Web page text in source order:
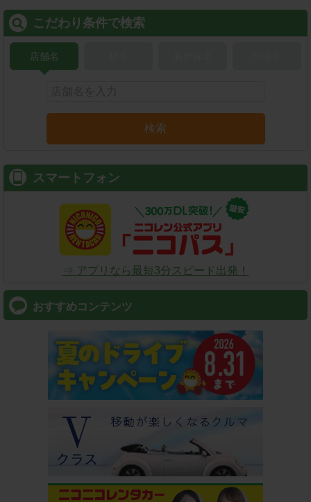
こだわり条件で検索
店舗名
検索
スマートフォン
⇒ アプリなら最短3分スピード出発！
おすすめコンテンツ